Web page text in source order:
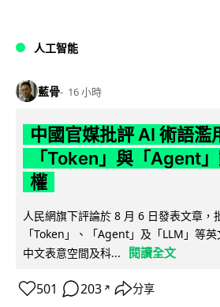
人工智能
藍骨 16 小時
中國官媒批評 AI 術語
「Token」與「Agent
權
人民網旗下評論於 8 月 6 日發表文章，
「Token」、「Agent」及「LLM」等
中文表意空間及科...
閱讀全文
501 203 ↗ 分享